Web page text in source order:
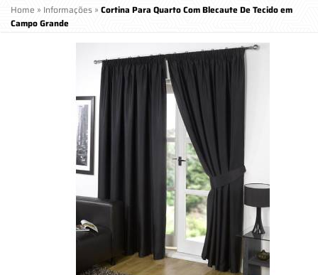
Home » Informações » Cortina Para Quarto Com Blecaute De Tecido em
Campo Grande